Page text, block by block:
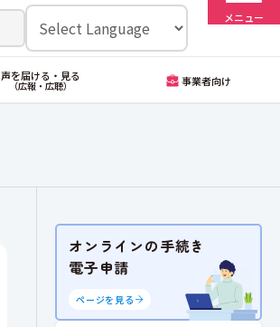
メニュー
声を届ける・見る
（広報・広聴） 事業者向け
オンラインの手続き
電子申請
ページを見る